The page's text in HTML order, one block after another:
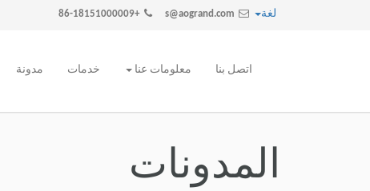
لغة s@aogrand.com
+86-18151000009
مدونة خدمات معلومات عنا اتصل بنا
المدونات